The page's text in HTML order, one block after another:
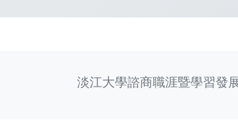
淡江大學諮商職涯暨學習發